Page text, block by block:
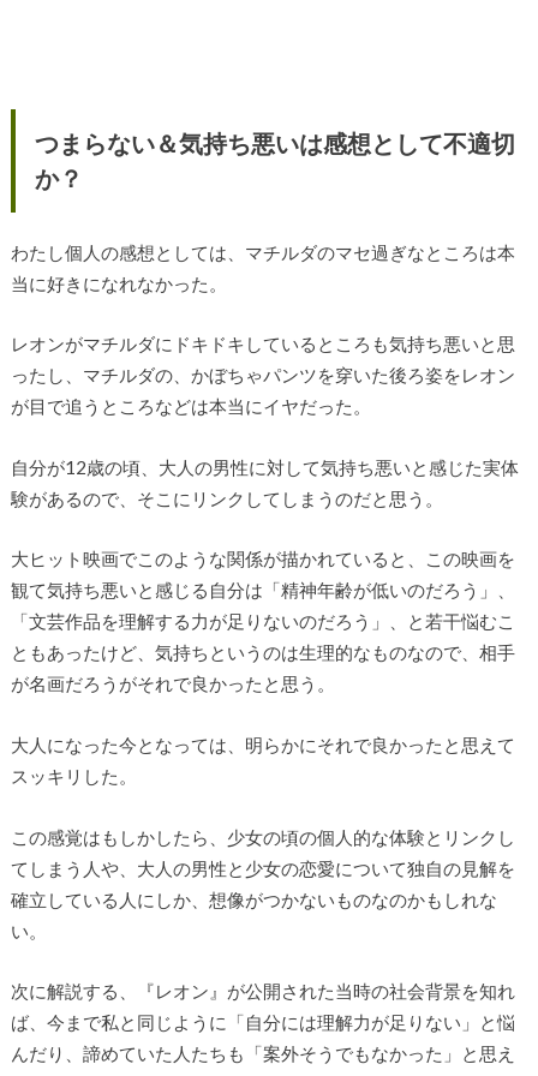
つまらない＆気持ち悪いは感想として不適切
か？
わたし個人の感想としては、マチルダのマセ過ぎなところは本
当に好きになれなかった。
レオンがマチルダにドキドキしているところも気持ち悪いと思
ったし、マチルダの、かぼちゃパンツを穿いた後ろ姿をレオン
が目で追うところなどは本当にイヤだった。
自分が12歳の頃、大人の男性に対して気持ち悪いと感じた実体
験があるので、そこにリンクしてしまうのだと思う。
大ヒット映画でこのような関係が描かれていると、この映画を
観て気持ち悪いと感じる自分は「精神年齢が低いのだろう」、
「文芸作品を理解する力が足りないのだろう」、と若干悩むこ
ともあったけど、気持ちというのは生理的なものなので、相手
が名画だろうがそれで良かったと思う。
大人になった今となっては、明らかにそれで良かったと思えて
スッキリした。
この感覚はもしかしたら、少女の頃の個人的な体験とリンクし
てしまう人や、大人の男性と少女の恋愛について独自の見解を
確立している人にしか、想像がつかないものなのかもしれな
い。
次に解説する、『レオン』が公開された当時の社会背景を知れ
ば、今まで私と同じように「自分には理解力が足りない」と悩
んだり、諦めていた人たちも「案外そうでもなかった」と思え